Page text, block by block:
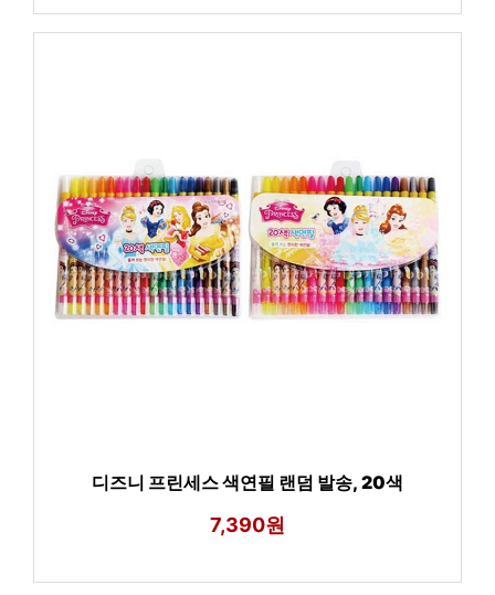
디즈니 프린세스 색연필 랜덤 발송, 20색
7,390원